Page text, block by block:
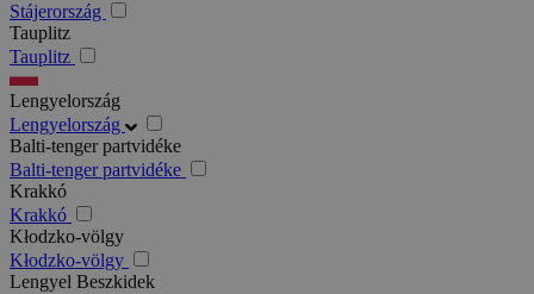
Stájerország
Tauplitz
Tauplitz
Lengyelország
Lengyelország
Balti-tenger partvidéke
Balti-tenger partvidéke
Krakkó
Krakkó
Kłodzko-völgy
Kłodzko-völgy
Lengyel Beszkidek